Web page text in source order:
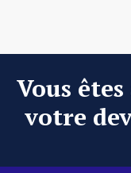
Vous
votre